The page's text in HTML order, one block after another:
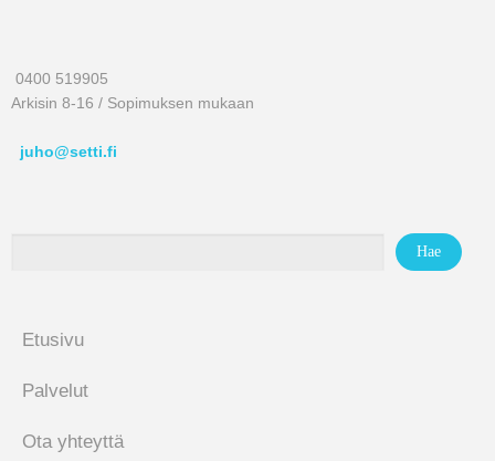
0400 519905
Arkisin 8-16 / Sopimuksen mukaan
juho@setti.fi
Etusivu
Palvelut
Ota yhteyttä